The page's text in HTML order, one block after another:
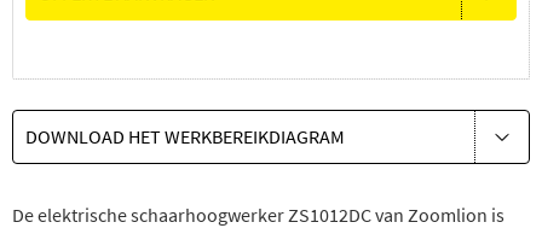
DOWNLOAD HET WERKBEREIKDIAGRAM
De elektrische schaarhoogwerker ZS1012DC van Zoomlion is